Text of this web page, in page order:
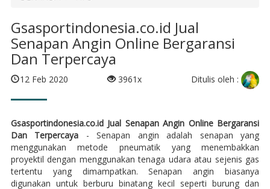
Gsasportindonesia.co.id Jual
Senapan Angin Online Bergaransi
Dan Terpercaya
12 Feb 2020 3961x Ditulis oleh :
Gsasportindonesia.co.id Jual Senapan Angin Online Bergaransi
Dan Terpercaya - Senapan angin adalah senapan yang
menggunakan metode pneumatik yang menembakkan
proyektil dengan menggunakan tenaga udara atau sejenis gas
tertentu yang dimampatkan. Senapan angin biasanya
digunakan untuk berburu binatang kecil seperti burung dan